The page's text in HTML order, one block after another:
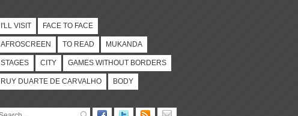
I'LL VISIT FACE TO FACE
AFROSCREEN TO READ MUKANDA
STAGES CITY GAMES WITHOUT BORDERS
RUY DUARTE DE CARVALHO BODY